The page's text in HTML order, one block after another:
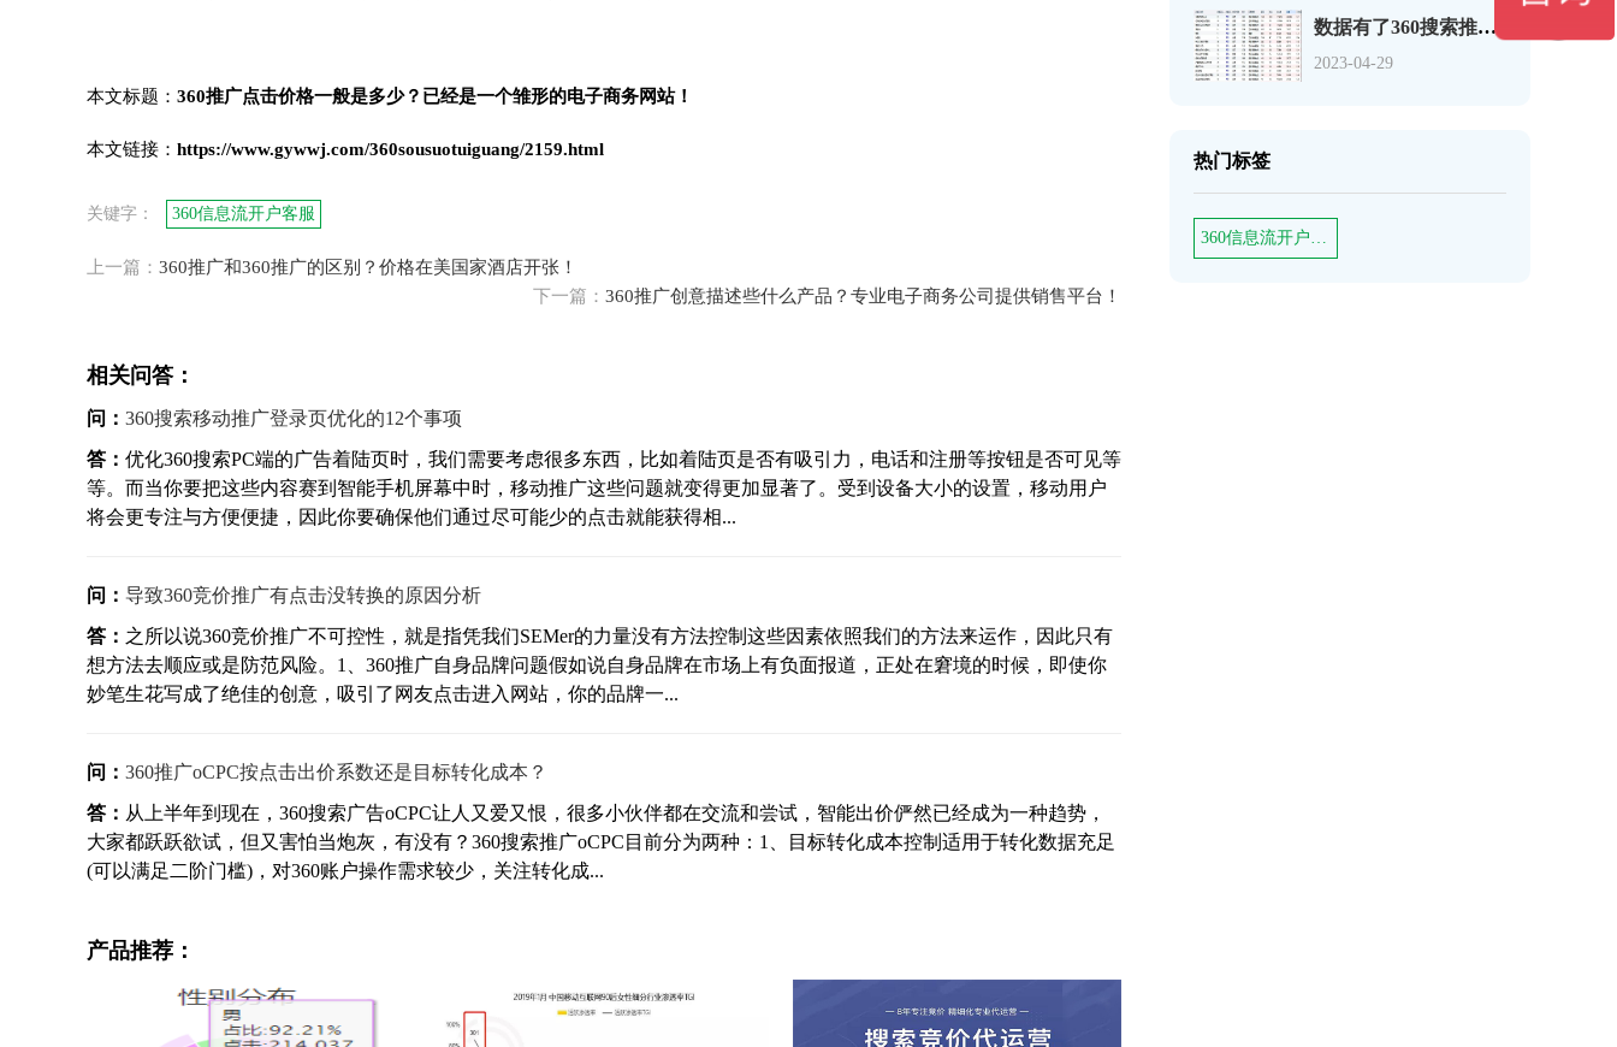
数据有了360搜索推广关键词如何分析
2023-04-29
热门标签
360信息流开户客服
本文标题： 360推广点击价格一般是多少？已经是一个雏形的电子商务网站！
本文链接： https://www.gywwj.com/360sousuotuiguang/2159.html
关键字： 360信息流开户客服
上一篇： 360推广和360推广的区别？价格在美国家酒店开张！
下一篇： 360推广创意描述些什么产品？专业电子商务公司提供销售平台！
相关问答：
问： 360搜索移动推广登录页优化的12个事项
答： 优化360搜索PC端的广告着陆页时，我们需要考虑很多东西，比如着陆页是否有吸引力，电话和注册等按钮是否可见等
等。而当你要把这些内容赛到智能手机屏幕中时，移动推广这些问题就变得更加显著了。受到设备大小的设置，移动用户
将会更专注与方便便捷，因此你要确保他们通过尽可能少的点击就能获得相...
问： 导致360竞价推广有点击没转换的原因分析
答： 之所以说360竞价推广不可控性，就是指凭我们SEMer的力量没有方法控制这些因素依照我们的方法来运作，因此只有
想方法去顺应或是防范风险。1、360推广自身品牌问题假如说自身品牌在市场上有负面报道，正处在窘境的时候，即使你
妙笔生花写成了绝佳的创意，吸引了网友点击进入网站，你的品牌一...
问： 360推广oCPC按点击出价系数还是目标转化成本？
答： 从上半年到现在，360搜索广告oCPC让人又爱又恨，很多小伙伴都在交流和尝试，智能出价俨然已经成为一种趋势，
大家都跃跃欲试，但又害怕当炮灰，有没有？360搜索推广oCPC目前分为两种：1、目标转化成本控制适用于转化数据充足
(可以满足二阶门槛)，对360账户操作需求较少，关注转化成...
产品推荐：